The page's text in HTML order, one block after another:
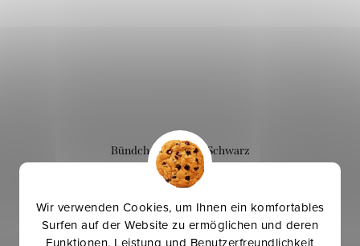
Wir verwenden Cookies, um Ihnen ein komfortables
Surfen auf der Website zu ermöglichen und deren
Funktionen, Leistung und Benutzerfreundlichkeit
Bündchen schmal - Schwarz
10,90 €